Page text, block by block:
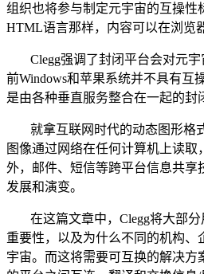
组织也将参与制定元宇宙的互操性
HTML语言那样，内容可以在浏览
Clegg强调了封闭平台会对元
前Windows和苹果系统并不具有互
是由各种垂直服务整合在一起的封
就拿互联网时代的动态图形格
图像通过网络在任何计算机上读
外，邮件、短信等跨平台信息共享
发展和演变。
在这篇文章中，Clegg将大部
重要性，以及为什么不同的机构、
宇宙。而这将需要可互换的解决方